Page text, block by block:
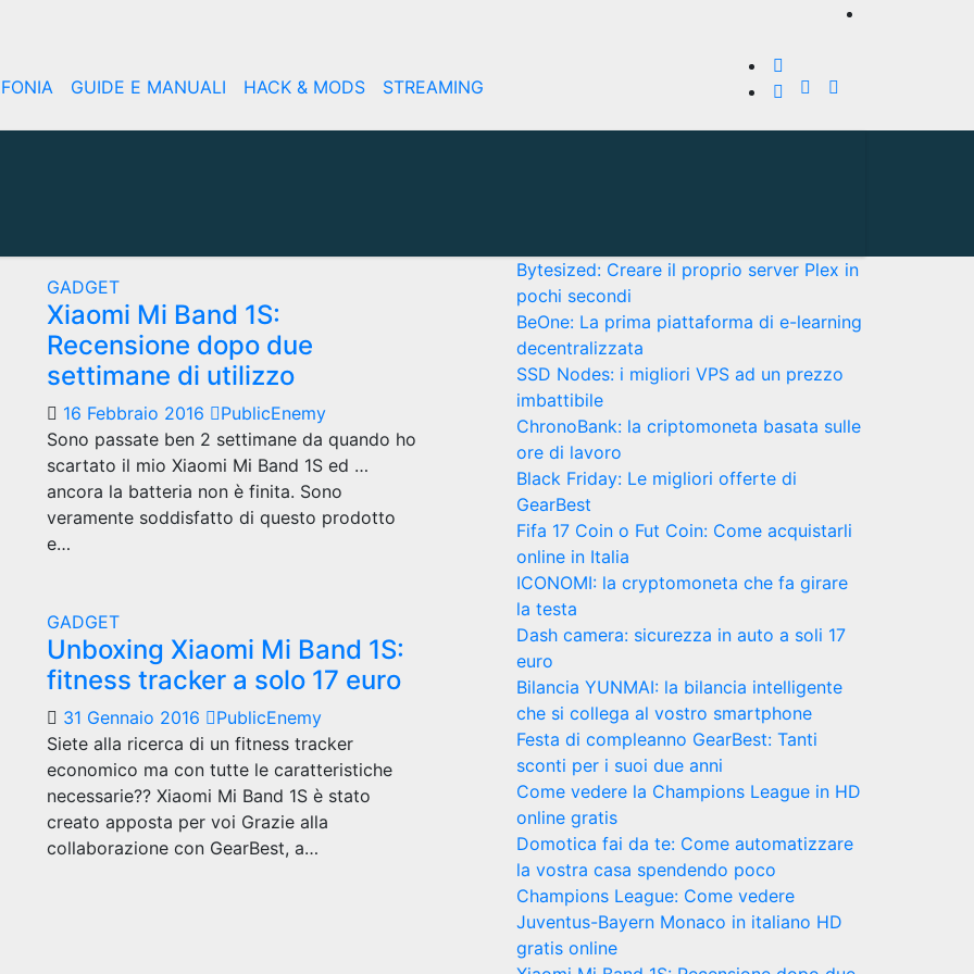
GUIDE E MANUALI HACK & MODS STREAMING
GADGET
Xiaomi Mi Band 1S:
Recensione dopo due
settimane di utilizzo
16 Febbraio 2016
PublicEnemy
Sono passate ben 2 settimane da quando ho
scartato il mio Xiaomi Mi Band 1S ed …
ancora la batteria non è finita. Sono
veramente soddisfatto di questo prodotto
e…
GADGET
Unboxing Xiaomi Mi Band 1S:
fitness tracker a solo 17 euro
31 Gennaio 2016
PublicEnemy
Siete alla ricerca di un fitness tracker
economico ma con tutte le caratteristiche
necessarie?? Xiaomi Mi Band 1S è stato
creato apposta per voi Grazie alla
collaborazione con GearBest, a…
Bytesized: Creare il proprio server Plex in
pochi secondi
BeOne: La prima piattaforma di e-learning
decentralizzata
SSD Nodes: i migliori VPS ad un prezzo
imbattibile
ChronoBank: la criptomoneta basata sulle
ore di lavoro
Black Friday: Le migliori offerte di
GearBest
Fifa 17 Coin o Fut Coin: Come acquistarli
online in Italia
ICONOMI: la cryptomoneta che fa girare
la testa
Dash camera: sicurezza in auto a soli 17
euro
Bilancia YUNMAI: la bilancia intelligente
che si collega al vostro smartphone
Festa di compleanno GearBest: Tanti
sconti per i suoi due anni
Come vedere la Champions League in HD
online gratis
Domotica fai da te: Come automatizzare
la vostra casa spendendo poco
Champions League: Come vedere
Juventus-Bayern Monaco in italiano HD
gratis online